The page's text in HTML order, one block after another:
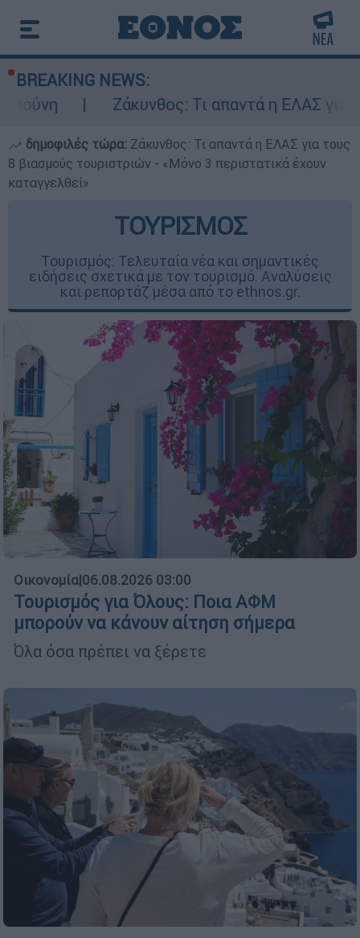
BREAKING NEWS:
Ζάκυνθος: Τι απαντά η ΕΛΑΣ για τους 8
δημοφιλές τώρα: Ζάκυνθος: Τι απαντά η ΕΛΑΣ για τους
8 βιασμούς τουριστριών - «Μόνο 3 περιστατικά έχουν
καταγγελθεί»
ΤΟΥΡΙΣΜΟΣ
Τουρισμός: Τελευταία νέα και σημαντικές
ειδήσεις σχετικά με τον τουρισμό. Αναλύσεις
και ρεπορτάζ μέσα από το ethnos.gr.
Οικονομία|06.08.2026 03:00
Τουρισμός για Όλους: Ποια ΑΦΜ
μπορούν να κάνουν αίτηση σήμερα
Όλα όσα πρέπει να ξέρετε